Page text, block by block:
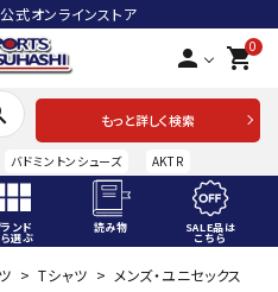
式オンラインストア
person 0
shopping_cart
もっと詳しく検索
バドミントンシューズ AKTR
ランド
選ぶ
読み物 SALE品は
こちら
Tシャツ
メンズ・ユニセックス